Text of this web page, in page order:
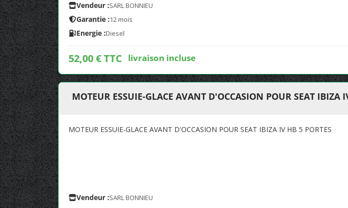
Vendeur :SARL BONNIEU
Garantie :12 mois
Energie :Diesel
52,00 € TTC livraison incluse
MOTEUR ESSUIE-GLACE AVANT D'OCCASION POUR SEAT IBIZA
MOTEUR ESSUIE-GLACE AVANT D'OCCASION POUR SEAT IBIZA IV HB 5 PORTES
Vendeur :SARL BONNIEU